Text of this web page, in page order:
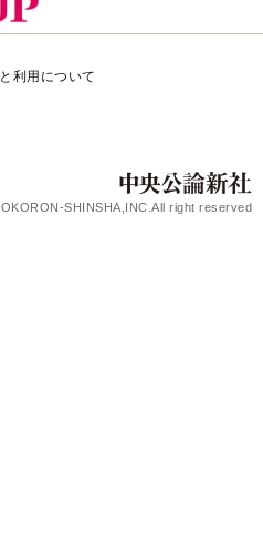
利用について
SHINSHA,INC.All right reserved